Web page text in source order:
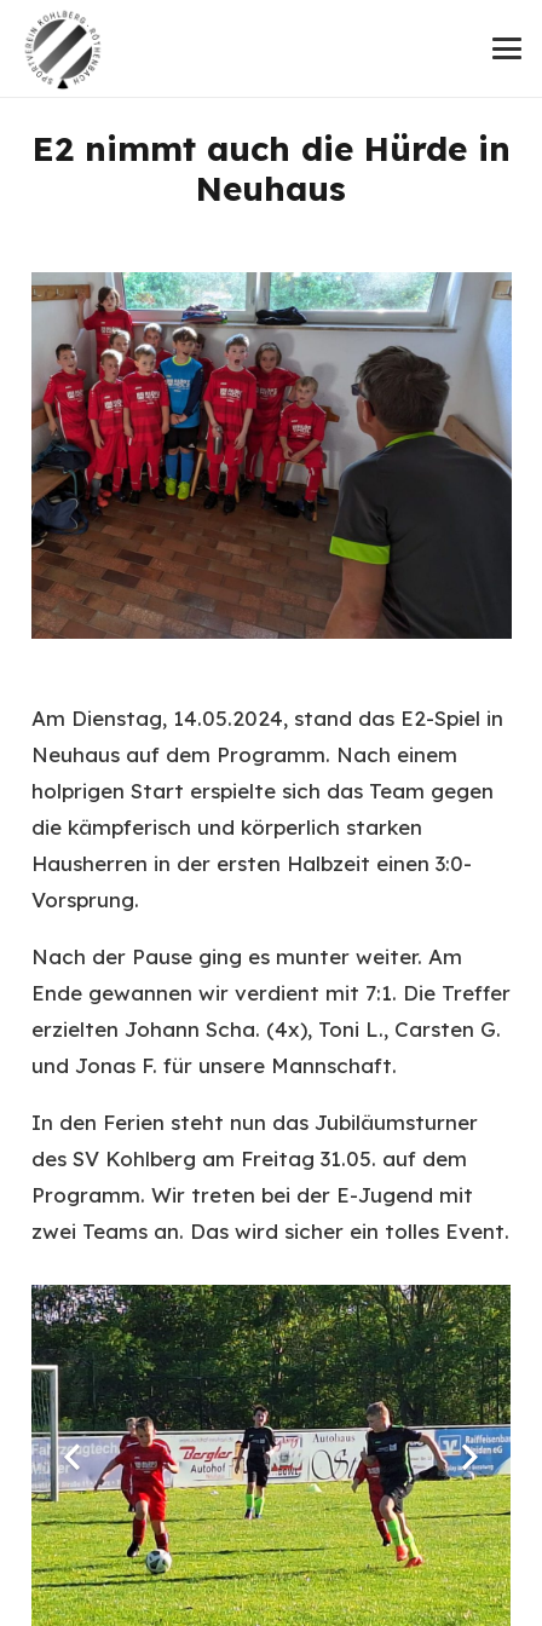
E2 nimmt auch die Hürde in
Neuhaus
Am Dienstag, 14.05.2024, stand das E2-Spiel in
Neuhaus auf dem Programm. Nach einem
holprigen Start erspielte sich das Team gegen
die kämpferisch und körperlich starken
Hausherren in der ersten Halbzeit einen 3:0-
Vorsprung.
Nach der Pause ging es munter weiter. Am
Ende gewannen wir verdient mit 7:1. Die Treffer
erzielten Johann Scha. (4x), Toni L., Carsten G.
und Jonas F. für unsere Mannschaft.
In den Ferien steht nun das Jubiläumsturner
des SV Kohlberg am Freitag 31.05. auf dem
Programm. Wir treten bei der E-Jugend mit
zwei Teams an. Das wird sicher ein tolles Event.